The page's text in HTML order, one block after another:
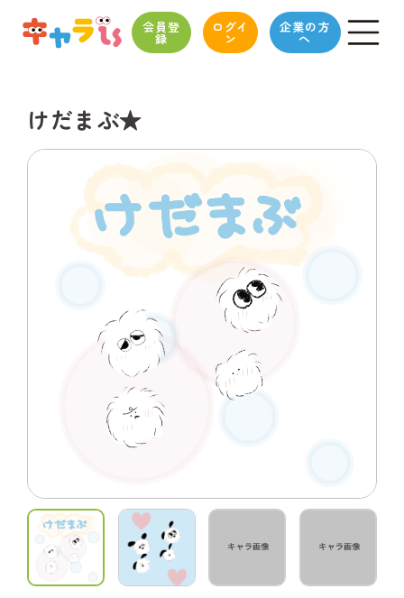
会員登
録
ログイ
ン
企業の方
へ
けだまぶ★